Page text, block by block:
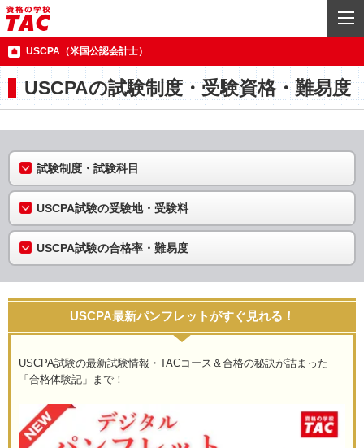
USCPA（米国公認会計士）
USCPAの試験制度・受験資格・難易度
試験制度・試験科目
USCPA試験の受験地・受験料
USCPA試験の合格率・難易度
USCPA最新パンフレットがすぐ見れる！
USCPA試験の最新試験情報・TACコース＆合格の秘訣が詰まった
「合格体験記」まで！